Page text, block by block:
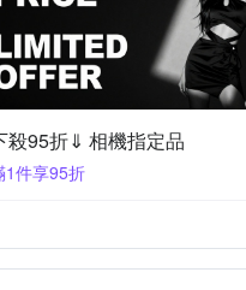
殺97折⇓ 單眼鏡頭 (ZG)
1享97折